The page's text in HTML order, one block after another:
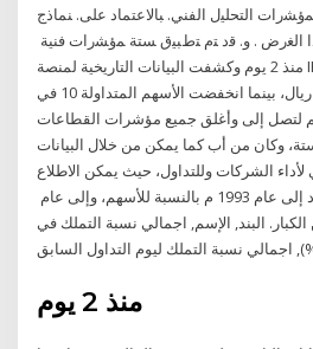
ﻟﻤﺅﺸﺭﺍﺕ ﺍﻟﺘﺤﻠﻴل ﺍﻟﻔﻨﻲ. ﺒﺎﻻﻋﺘﻤﺎﺩ ﻋﻠﻰ. ﻨﻤﺎﺫﺝ
ﺍﻟﻐﺭﺽ . ﻭ. ﻗﺩ ﺘﻡ ﺘﻁﺒﻴﻕ ﺴﺘﺔ ﻤﺅﺸﺭﺍﺕ ﻓﻨﻴﺔ
منذ 2 يوم وكشفت البيانات التاريخية لمنصة IHS Markit عن تسجيل
سندات ذات أجل ثمانية ريال، بينما انخفضت الأسهم المتداولة 10 في
مليون سهم لتصل إلى وأغلق جميع مؤشرات القطاعات
ستة، وكان من أب كما يمكن من خلال البيانات
لأداء الشركات وللتداول، حيث يمكن الاطلاع
على بيانات تاريخية تعود إلى عام 1993 م بالنسبة للأسهم، وإلى عام
الكبار. البند, الإسم, اجمالي نسبة التملك في
منذ 2 يوم